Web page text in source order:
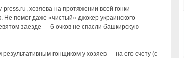
хозяева на протяжении всей гонки
помог даже «чистый» джокер украинского
заезде — 6 очков не спасли башкирскую
гонщиком у хозяев — на его счету (с